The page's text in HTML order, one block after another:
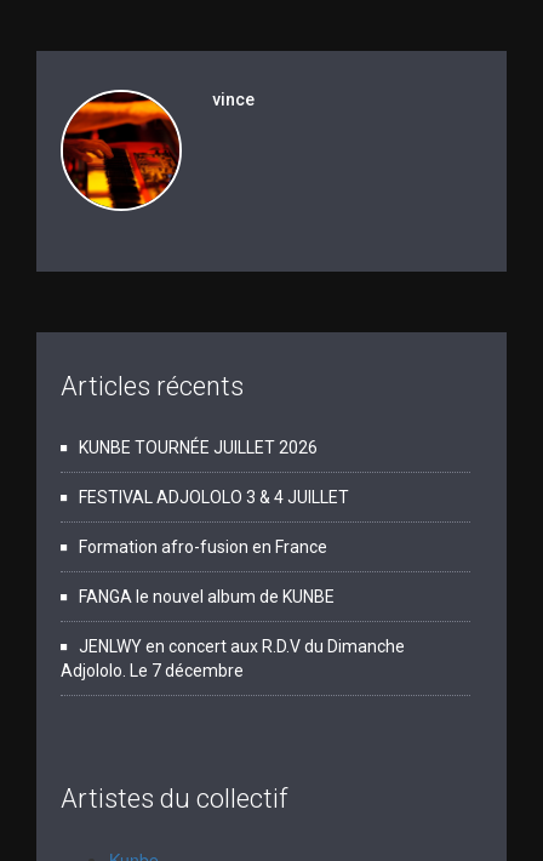
vince
Articles récents
KUNBE TOURNÉE JUILLET 2026
FESTIVAL ADJOLOLO 3 & 4 JUILLET
Formation afro-fusion en France
FANGA le nouvel album de KUNBE
JENLWY en concert aux R.D.V du Dimanche
Adjololo. Le 7 décembre
Artistes du collectif